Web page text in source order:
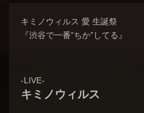
キミノウィルス 愛 生誕祭
『渋谷で一番”ちか”してる』
-LIVE-
キミノウィルス